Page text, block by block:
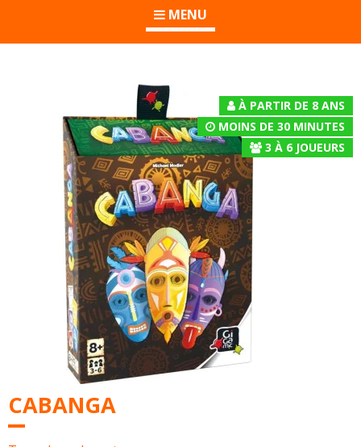
MENU
À PARTIR DE 8 ANS
MOINS DE 30 MINUTES
3 À 6 JOUEURS
CABANGA